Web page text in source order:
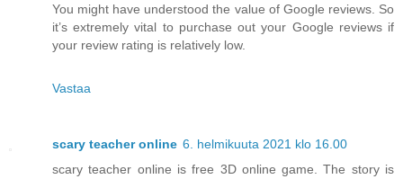
You might have understood the value of Google reviews. So
it’s extremely vital to purchase out your Google reviews if
your review rating is relatively low.
Vastaa
scary teacher online 6. helmikuuta 2021 klo 16.00
scary teacher online is free 3D online game. The story is